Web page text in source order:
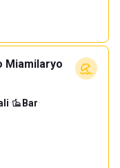
Miamilaryo
· Bar·